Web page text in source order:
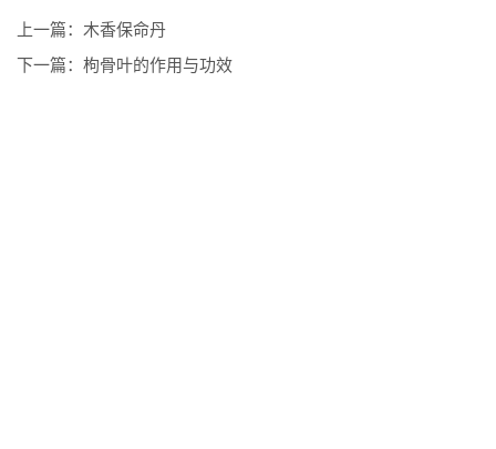
上一篇： 木香保命丹
下一篇： 枸骨叶的作用与功效